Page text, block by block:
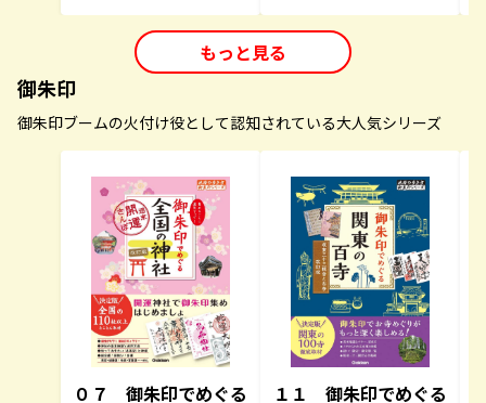
もっと見る
御朱印
御朱印ブームの火付け役として認知されている大人気シリーズ
０７ 御朱印でめぐる
１１ 御朱印でめぐる